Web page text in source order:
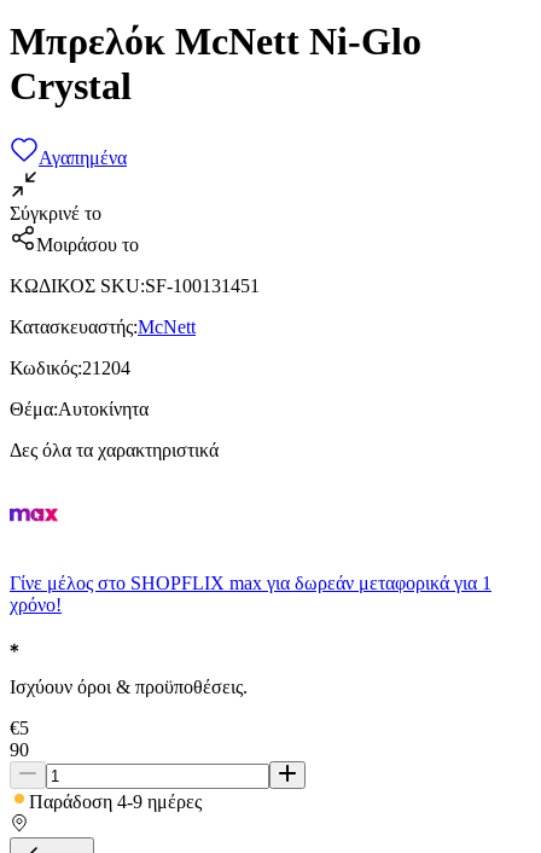
Μπρελόκ McNett Ni-Glo
Crystal
Αγαπημένα
Σύγκρινέ το
Μοιράσου το
ΚΩΔΙΚΟΣ SKU:SF-100131451
Κατασκευαστής:McNett
Κωδικός:21204
Θέμα:Αυτοκίνητα
Δες όλα τα χαρακτηριστικά
Γίνε μέλος στο SHOPFLIX max για δωρεάν μεταφορικά για 1
χρόνο!
Ισχύουν όροι & προϋποθέσεις.
€5
90
Παράδοση 4-9 ημέρες